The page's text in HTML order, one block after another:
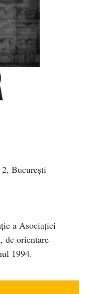
București
a Asociaţiei
de orientare
1994.